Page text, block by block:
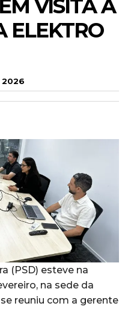
VISITA À
ELEKTRO
2026
(PSD) esteve na
na sede da
reuniu com a gerente